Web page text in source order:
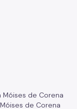
de Corena
de Corena